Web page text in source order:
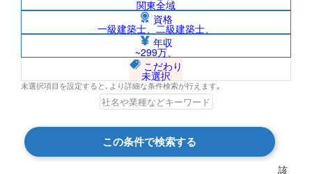
関東全域
資格
一級建築士、二級建築士、
年収
~299万、
こだわり
未選択
未選択項目を設定すると､より詳細な条件検索が行えます｡
この条件で検索する
該
プラント（土建）/北米の求人検索結果一
覧